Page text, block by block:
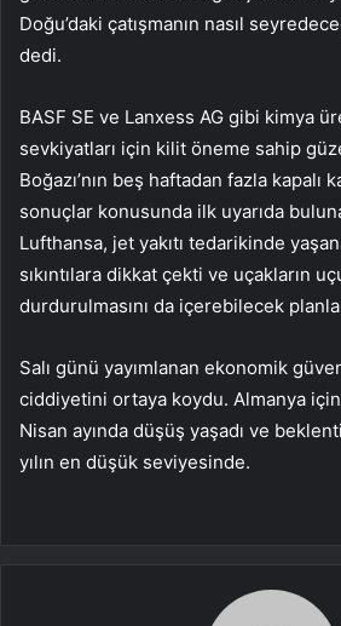
Doğu’daki çatışmanın nasıl
dedi.
BASF SE ve Lanxess AG gibi kimya
sevkiyatları için kilit öneme sahip
Boğazı’nın beş haftadan fazla kapalı
sonuçlar konusunda ilk uyarıda
Lufthansa, jet yakıtı tedarikinde
sıkıntılara dikkat çekti ve uçakların
durdurulmasını da içerebilecek
Salı günü yayımlanan ekonomik
ciddiyetini ortaya koydu. Almanya
Nisan ayında düşüş yaşadı ve
yılın en düşük seviyesinde.